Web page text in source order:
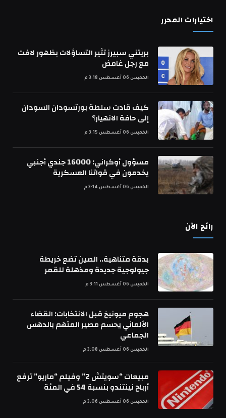
اختيارات المحرر
بريتني سبيرز تثير التساؤلات بظهور لافت
مع رجل غامض
الخميس 06 أغسطس 3:18 م
كيف قادت سلطة بورتسودان السودان
إلى حافة الانهيار؟
الخميس 06 أغسطس 3:15 م
مسؤول أوكراني: 16000 جندي أجنبي
يخدمون في قواتنا العسكرية
الخميس 06 أغسطس 3:14 م
رائج الآن
بدقة متناهية.. الصين تضع خريطة
جيولوجية جديدة ومذهلة للقمر
الخميس 06 أغسطس 3:11 م
هجوم ميونيخ قبل الانتخابات: القضاء
الألماني يحسم مصير المتهم بالدهس
الجماعي
الخميس 06 أغسطس 3:08 م
مبيعات “سويتش 2” وفيلم “ماريو” ترفع
أرباح نينتندو بنسبة 54 في المئة
الخميس 06 أغسطس 3:06 م